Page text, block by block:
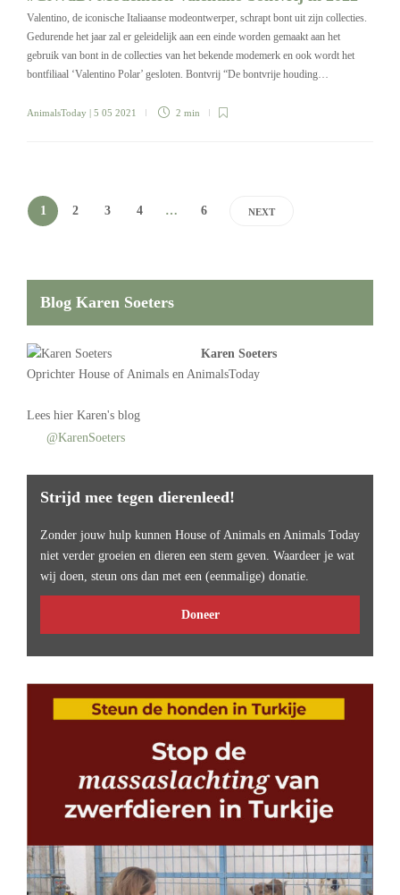
Valentino, de iconische Italiaanse modeontwerper, schrapt bont uit zijn collecties.
Gedurende het jaar zal er geleidelijk aan een einde worden gemaakt aan het
gebruik van bont in de collecties van het bekende modemerk en ook wordt het
bontfiliaal ‘Valentino Polar’ gesloten. Bontvrij “De bontvrije houding…
AnimalsToday | 5 05 2021 2 min
1 2 3 4 … 6 NEXT
Blog Karen Soeters
Karen Soeters
Oprichter House of Animals en AnimalsToday
Lees hier Karen's blog
@KarenSoeters
Strijd mee tegen dierenleed!
Zonder jouw hulp kunnen House of Animals en Animals Today
niet verder groeien en dieren een stem geven. Waardeer je wat
wij doen, steun ons dan met een (eenmalige) donatie.
Doneer